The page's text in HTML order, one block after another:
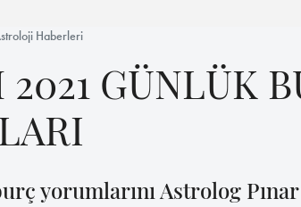
Haberleri
GÜNLÜK
yorumlarını Astrolog